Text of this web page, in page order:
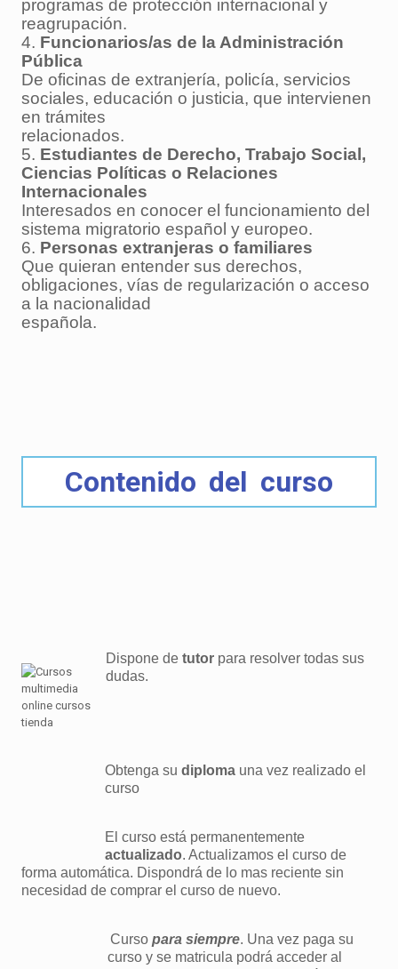
programas de protección internacional y
reagrupación.
4. Funcionarios/as de la Administración
Pública
De oficinas de extranjería, policía, servicios
sociales, educación o justicia, que intervienen
en trámites
relacionados.
5. Estudiantes de Derecho, Trabajo Social,
Ciencias Políticas o Relaciones
Internacionales
Interesados en conocer el funcionamiento del
sistema migratorio español y europeo.
6. Personas extranjeras o familiares
Que quieran entender sus derechos,
obligaciones, vías de regularización o acceso
a la nacionalidad
española.
Contenido del curso
Dispone detutor para resolver todas sus
dudas.
Obtenga sudiploma una vez realizado el
curso
El curso está permanentemente
actualizado. Actualizamos el curso de
forma automática. Dispondrá de lo mas reciente sin
necesidad de comprar el curso de nuevo.
Cursopara siempre. Una vez paga su
curso y se matricula podrá acceder al